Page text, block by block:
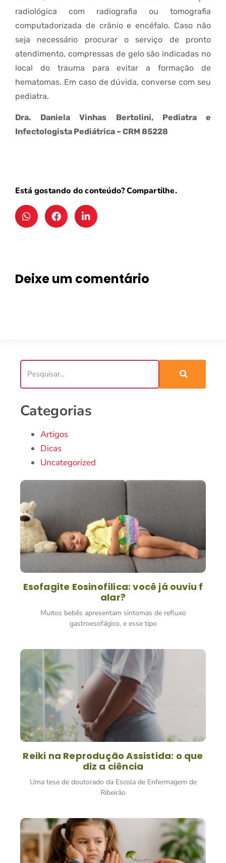
radiológica com radiografia ou tomografia
computadorizada de crânio e encéfalo. Caso não
seja necessário procurar o serviço de pronto
atendimento, compressas de gelo são indicadas no
local do trauma para evitar a formação de
hematomas. Em caso de dúvida, converse com seu
pediatra.
Dra. Daniela Vinhas Bertolini, Pediatra e
Infectologista Pediátrica – CRM 85228
Está gostando do conteúdo? Compartilhe.
Deixe um comentário
Categorias
Artigos
Dicas
Uncategorized
Esofagite Eosinofílica: você já ouviu f
alar?
Muitos bebês apresentam sintomas de refluxo
gastroesofágico, e esse tipo
Reiki na Reprodução Assistida: o que
diz a ciência
Uma tese de doutorado da Escola de Enfermagem de
Ribeirão